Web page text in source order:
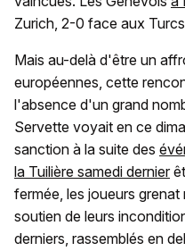
Zurich, 2-0 face aux
Mais au-delà d'être un
européennes, cette
l'absence d'un grand
Servette voyait en ce
sanction à la suite des
la Tuilière samedi dernier
fermée, les joueurs
soutien de leurs
derniers, rassemblés en